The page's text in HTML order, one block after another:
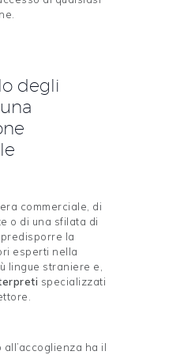
degli
commerciale, di
o di una sfilata di
la
esperti nella
lingue straniere e,
specializzati
ha il